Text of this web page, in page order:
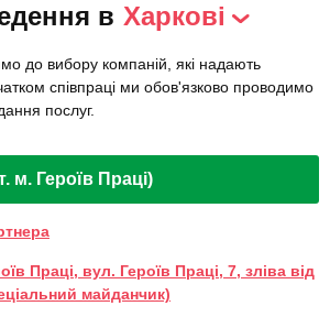
в Харкові
до вибору компаній, які надають
співпраці ми обов'язково проводимо
послуг.
м. Героїв Праці)
Праці, вул. Героїв Праці, 7, зліва від
майданчик)